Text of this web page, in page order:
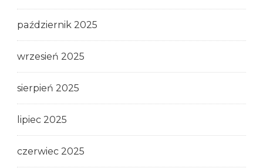
październik 2025
wrzesień 2025
sierpień 2025
lipiec 2025
czerwiec 2025